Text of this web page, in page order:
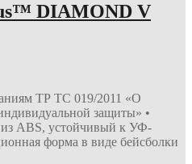
DIAMOND V
ТР ТС 019/2011 «О
защиты» •
ABS, устойчивый к УФ-
форма в виде бейсболки